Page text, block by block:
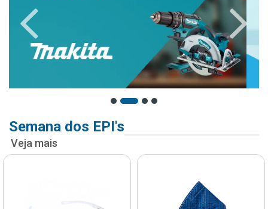
Semana dos EPI's
Veja mais